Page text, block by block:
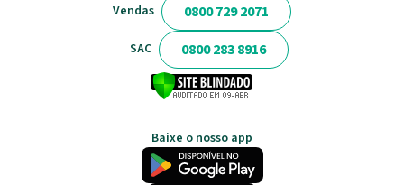
Vendas 0800 729 2071
SAC 0800 283 8916
Baixe o nosso app